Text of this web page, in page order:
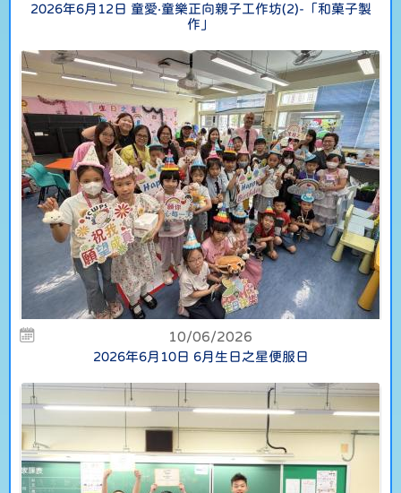
2026年6月12日 童愛‧童樂正向親子工作坊(2)-「和菓子製
作」
10/06/2026
2026年6月10日 6月生日之星便服日